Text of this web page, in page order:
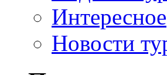
Интересное
Новости